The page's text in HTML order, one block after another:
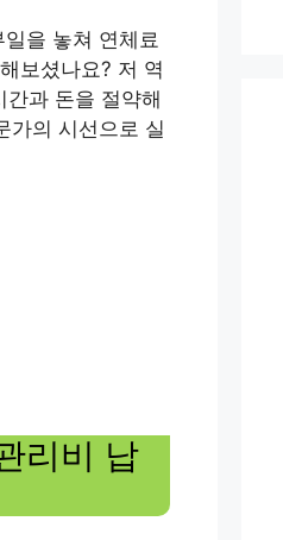
을 놓쳐 연체료
보셨나요? 저 역
과 돈을 절약해
가의 시선으로 실
리비 납